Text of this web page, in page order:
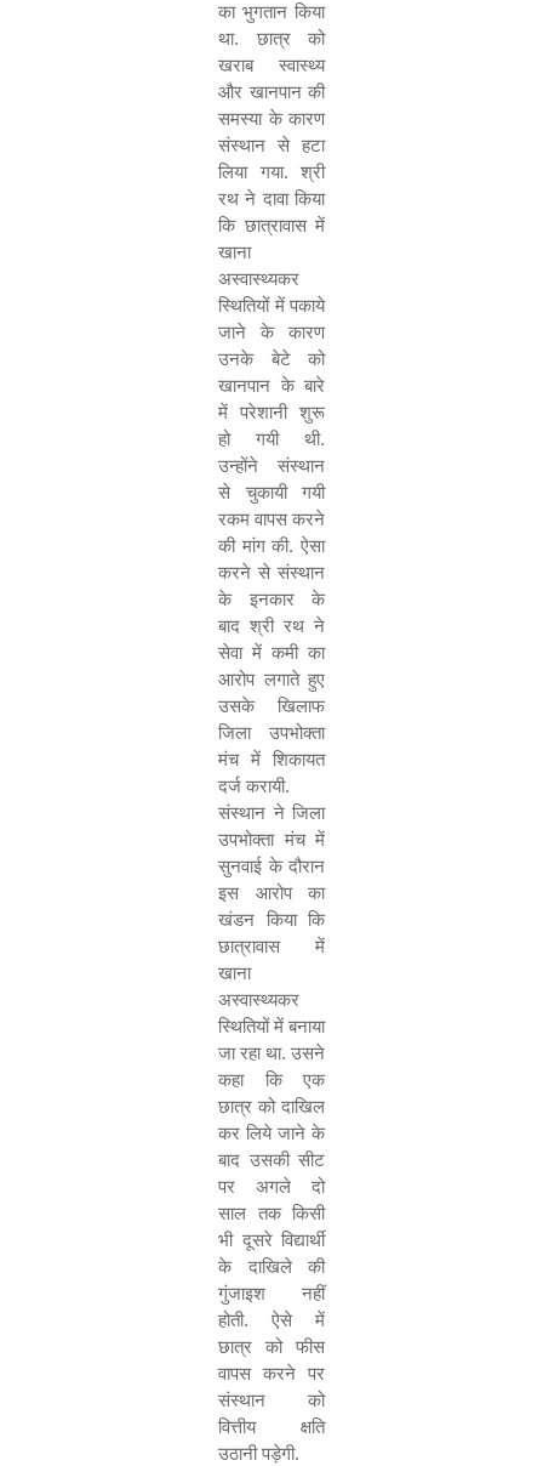
का भुगतान किया
था. छात्र को
खराब स्वास्थ्य
और खानपान की
समस्या के कारण
संस्थान से हटा
लिया गया. श्री
रथ ने दावा किया
कि छात्रावास में
खाना
अस्वास्थ्यकर
स्थितियों में पकाये
जाने के कारण
उनके बेटे को
खानपान के बारे
में परेशानी शुरू
हो गयी थी.
उन्होंने संस्थान
से चुकायी गयी
रकम वापस करने
की मांग की. ऐसा
करने से संस्थान
के इनकार के
बाद श्री रथ ने
सेवा में कमी का
आरोप लगाते हुए
उसके खिलाफ
जिला उपभोक्ता
मंच में शिकायत
दर्ज करायी.
संस्थान ने जिला
उपभोक्ता मंच में
सुनवाई के दौरान
इस आरोप का
खंडन किया कि
छात्रावास में
खाना
अस्वास्थ्यकर
स्थितियों में बनाया
जा रहा था. उसने
कहा कि एक
छात्र को दाखिल
कर लिये जाने के
बाद उसकी सीट
पर अगले दो
साल तक किसी
भी दूसरे विद्यार्थी
के दाखिले की
गुंजाइश नहीं
होती. ऐसे में
छात्र को फीस
वापस करने पर
संस्थान को
वित्तीय क्षति
उठानी पड़ेगी.